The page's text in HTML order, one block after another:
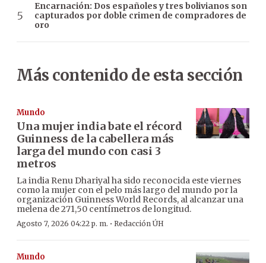
Encarnación: Dos españoles y tres bolivianos son
capturados por doble crimen de compradores de
oro
Más contenido de esta sección
Mundo
Una mujer india bate el récord
Guinness de la cabellera más
larga del mundo con casi 3
metros
La india Renu Dhariyal ha sido reconocida este viernes
como la mujer con el pelo más largo del mundo por la
organización Guinness World Records, al alcanzar una
melena de 271,50 centímetros de longitud.
Agosto 7, 2026 04:22 p. m. · Redacción ÚH
Mundo